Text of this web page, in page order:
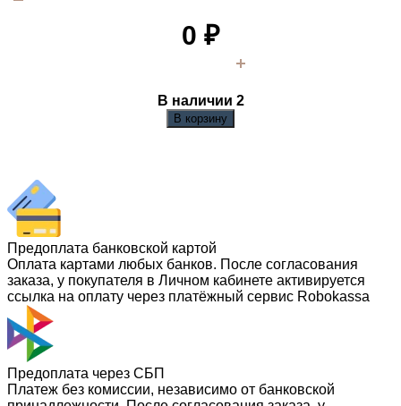
0 ₽
В наличии 2
В корзину
Предоплата банковской картой
Оплата картами любых банков. После согласования
заказа, у покупателя в Личном кабинете активируется
ссылка на оплату через платёжный сервис Robokassa
Предоплата через СБП
Платеж без комиссии, независимо от банковской